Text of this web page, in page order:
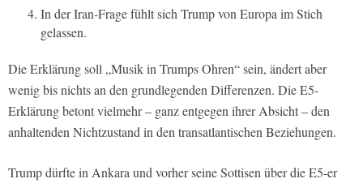
In der Iran-Frage fühlt sich Trump von Europa im Stich
gelassen.
Die Erklärung soll „Musik in Trumps Ohren“ sein, ändert aber
wenig bis nichts an den grundlegenden Differenzen. Die E5-
Erklärung betont vielmehr – ganz entgegen ihrer Absicht – den
anhaltenden Nichtzustand in den transatlantischen Beziehungen.
Trump dürfte in Ankara und vorher seine Sottisen über die E5-er